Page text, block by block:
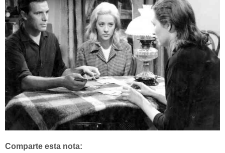
Comparte esta nota: